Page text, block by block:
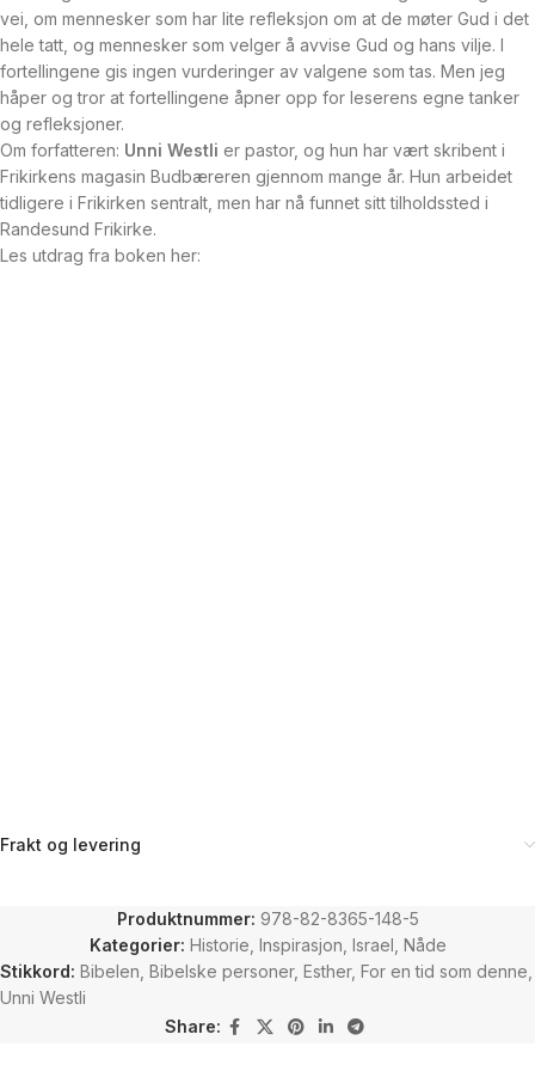
vei, om mennesker som har lite refleksjon om at de møter Gud i det
hele tatt, og mennesker som velger å avvise Gud og hans vilje. I
fortellingene gis ingen vurderinger av valgene som tas. Men jeg
håper og tror at fortellingene åpner opp for leserens egne tanker
og refleksjoner.
Om forfatteren: Unni Westli er pastor, og hun har vært skribent i
Frikirkens magasin Budbæreren gjennom mange år. Hun arbeidet
tidligere i Frikirken sentralt, men har nå funnet sitt tilholdssted i
Randesund Frikirke.
Les utdrag fra boken her:
Frakt og levering
Produktnummer: 978-82-8365-148-5
Kategorier: Historie Inspirasjon Israel Nåde
Stikkord: Bibelen Bibelske personer, Esther, For en tid som denne
Unni Westli
Share: